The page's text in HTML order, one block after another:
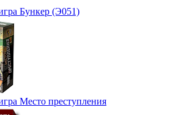
Бункер (Э051)
Место преступления